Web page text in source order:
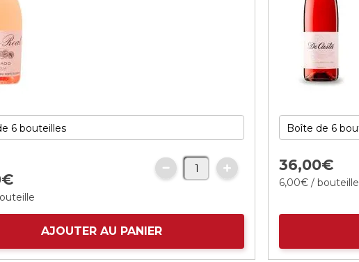
€
AJOUTER AU PANIER
36,00€
6,00€ / bouteille